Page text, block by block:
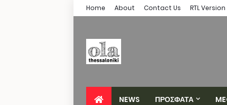
Home About Contact Us RTL Version
NEWS ΠΡΟΣΦΑΤΑ